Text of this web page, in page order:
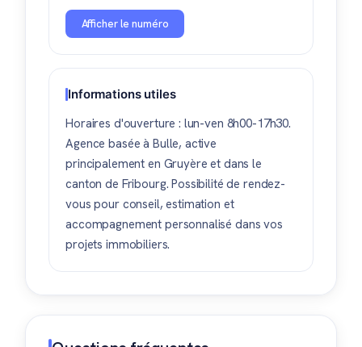
Afficher le numéro
Informations utiles
Horaires d'ouverture : lun-ven 8h00-17h30.
Agence basée à Bulle, active
principalement en Gruyère et dans le
canton de Fribourg. Possibilité de rendez-
vous pour conseil, estimation et
accompagnement personnalisé dans vos
projets immobiliers.